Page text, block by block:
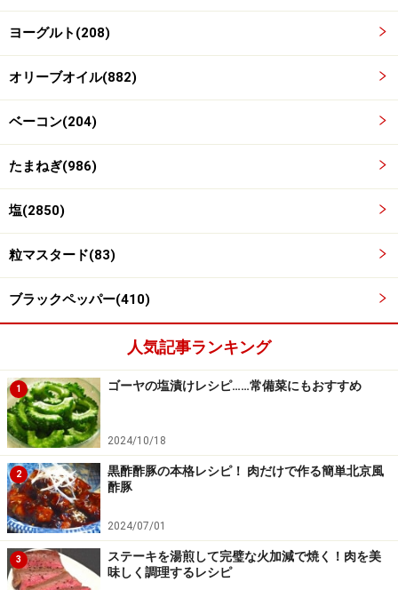
ヨーグルト(208)
オリーブオイル(882)
ベーコン(204)
たまねぎ(986)
塩(2850)
粒マスタード(83)
ブラックペッパー(410)
人気記事ランキング
1 ゴーヤの塩漬けレシピ……常備菜にもおすすめ
2024/10/18
2
黒酢酢豚の本格レシピ！ 肉だけで作る簡単北京風
酢豚
2024/07/01
3
ステーキを湯煎して完璧な火加減で焼く！肉を美
味しく調理するレシピ